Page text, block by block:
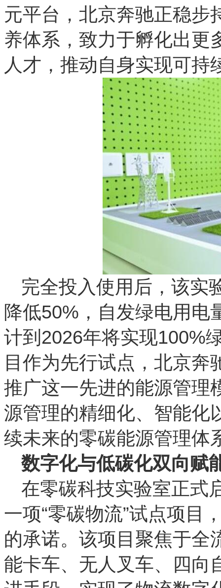
元平台，北京奔驰正稳步
养体系，致力于孵化出更
人才，推动自身实现可持
完全投入使用后，该实
降低50%，自发绿电用电
计到2026年将实现100%
目作为先行试点，北京奔
推广这一先进的能源管理
源管理的精细化、智能化
续未来的零碳能源管理体
数字化与低碳化双向赋
在零碳科技实验室正式
一项“零碳物流”试点项目
的承诺。该项目聚焦于全
能卡车、无人叉车、四向